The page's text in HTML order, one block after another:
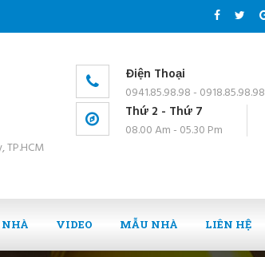
TP.HCM
Điện Thoại
0941.85.98.98 - 0918.85.98.98
Thứ 2 - Thứ 7
08.00 Am - 05.30 Pm
VIDEO MẪU NHÀ LIÊN HỆ